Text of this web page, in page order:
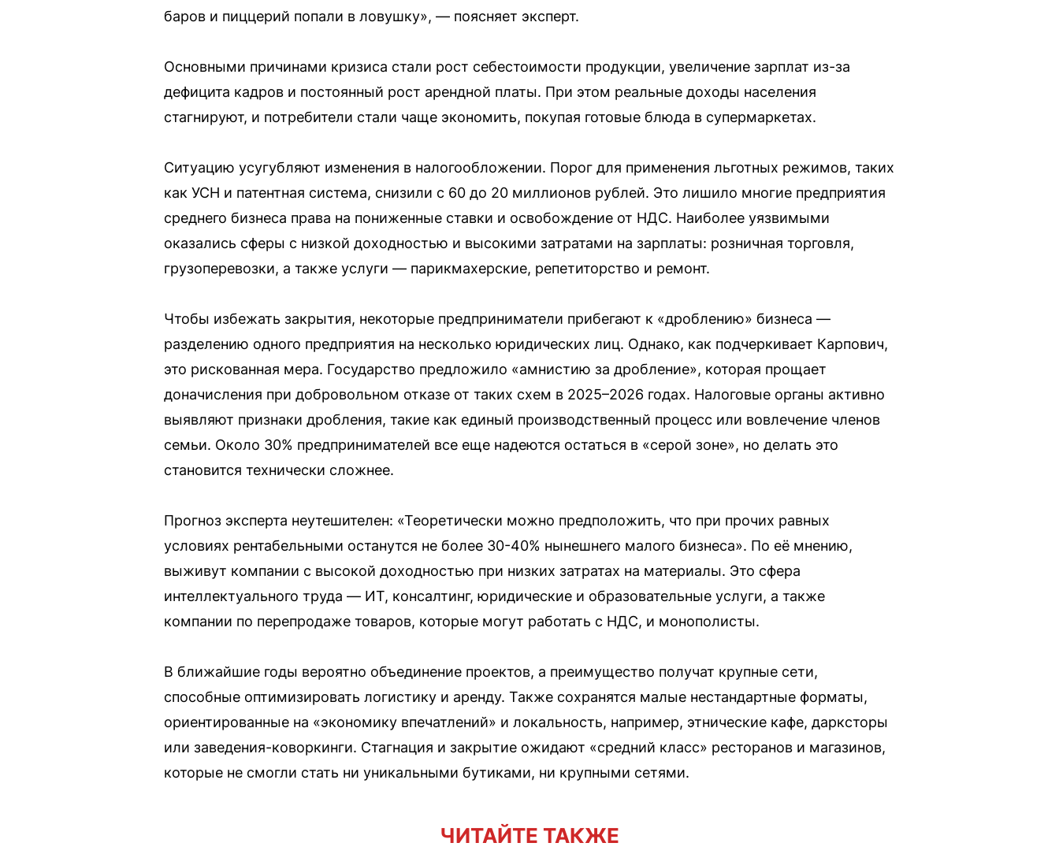
баров и пиццерий попали в ловушку», — поясняет эксперт.
Основными причинами кризиса стали рост себестоимости продукции, увеличение зарплат из-за
дефицита кадров и постоянный рост арендной платы. При этом реальные доходы населения
стагнируют, и потребители стали чаще экономить, покупая готовые блюда в супермаркетах.
Ситуацию усугубляют изменения в налогообложении. Порог для применения льготных режимов, таких
как УСН и патентная система, снизили с 60 до 20 миллионов рублей. Это лишило многие предприятия
среднего бизнеса права на пониженные ставки и освобождение от НДС. Наиболее уязвимыми
оказались сферы с низкой доходностью и высокими затратами на зарплаты: розничная торговля,
грузоперевозки, а также услуги — парикмахерские, репетиторство и ремонт.
Чтобы избежать закрытия, некоторые предприниматели прибегают к «дроблению» бизнеса —
разделению одного предприятия на несколько юридических лиц. Однако, как подчеркивает Карпович,
это рискованная мера. Государство предложило «амнистию за дробление», которая прощает
доначисления при добровольном отказе от таких схем в 2025–2026 годах. Налоговые органы активно
выявляют признаки дробления, такие как единый производственный процесс или вовлечение членов
семьи. Около 30% предпринимателей все еще надеются остаться в «серой зоне», но делать это
становится технически сложнее.
Прогноз эксперта неутешителен: «Теоретически можно предположить, что при прочих равных
условиях рентабельными останутся не более 30-40% нынешнего малого бизнеса». По её мнению,
выживут компании с высокой доходностью при низких затратах на материалы. Это сфера
интеллектуального труда — ИТ, консалтинг, юридические и образовательные услуги, а также
компании по перепродаже товаров, которые могут работать с НДС, и монополисты.
В ближайшие годы вероятно объединение проектов, а преимущество получат крупные сети,
способные оптимизировать логистику и аренду. Также сохранятся малые нестандартные форматы,
ориентированные на «экономику впечатлений» и локальность, например, этнические кафе, дарксторы
или заведения-коворкинги. Стагнация и закрытие ожидают «средний класс» ресторанов и магазинов,
которые не смогли стать ни уникальными бутиками, ни крупными сетями.
ЧИТАЙТЕ ТАКЖЕ